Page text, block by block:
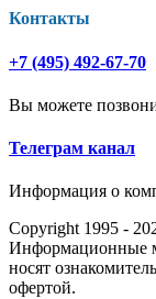
Контакты
+7 (495) 492-67-70
Вы можете
Телеграм канал
Информация о
Copyright 1995 -
Информационные
носят
офертой.